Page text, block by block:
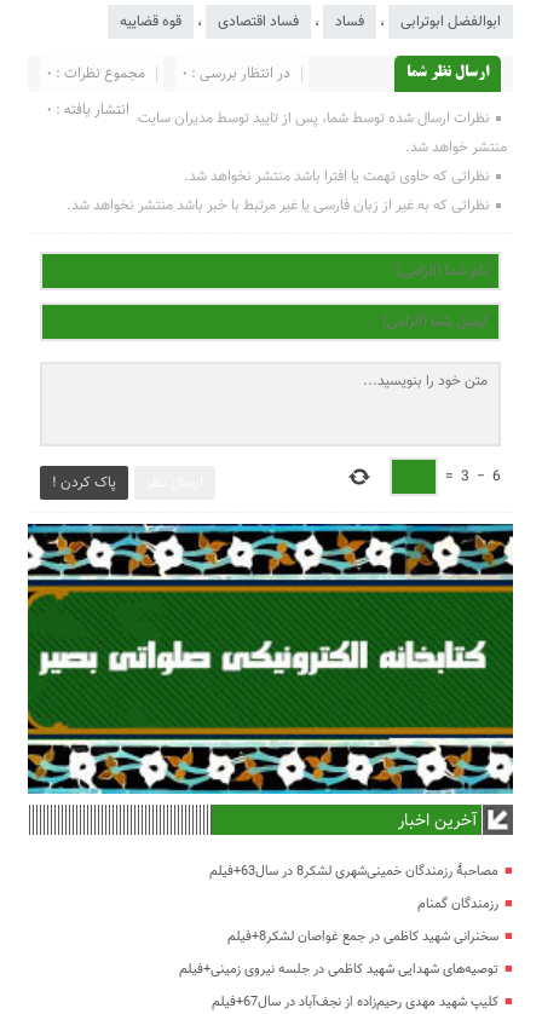
ابوالفضل ابوترابی ، فساد ، فساد اقتصادی ، قوه قضاییه
ارسال نظر شما مجموع نظرات : 0
در انتظار بررسی : 0
انتشار یافته : 0 نظرات ارسال شده توسط شما، پس از تایید توسط مدیران سایت
منتشر خواهد شد.
نظراتی که حاوی تهمت یا افترا باشد منتشر نخواهد شد.
نظراتی که به غیر از زبان فارسی یا غیر مرتبط با خبر باشد منتشر نخواهد شد.
پاک کردن ! 6
−
3
=
آخرین اخبار
مصاحبۀ رزمندگان خمینی‌شهری لشکر8 در سال63+فیلم
رزمندگان گمنام
سخنرانی شهید کاظمی در جمع غواصان لشکر8+فیلم
توصیه‌های شهدایی شهید کاظمی در جلسه نیروی زمینی+فیلم
کلیپ شهید مهدی رحیم‌زاده از نجف‌آباد در سال67+فیلم